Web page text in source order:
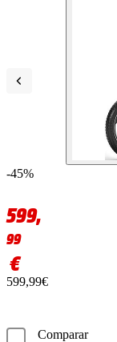
-45%
599,
99
€
599,99€
Comparar